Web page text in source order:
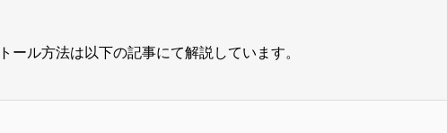
ール方法は以下の記事にて解説しています。